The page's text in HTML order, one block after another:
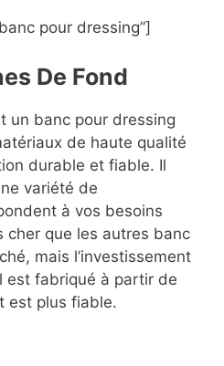
pour dressing”]
De Fond
un banc pour dressing
de haute qualité
durable et fiable. Il
variété de
à vos besoins
cher que les autres banc
mais l’investissement
est fabriqué à partir de
est plus fiable.